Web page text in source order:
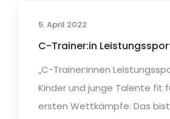
5. April 2022
C-Trainer:in
„C-Trainer:innen
Kinder und junge Talente fit
ersten Wettkämpfe. Das bist